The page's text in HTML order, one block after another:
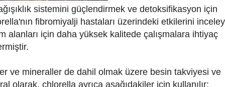
sistemini güçlendirmek ve detoksifikasyon için
fibromiyalji hastaları üzerindeki etkilerini
alanları için daha yüksek kalitede çalışmalara ihtiyaç
ve mineraller de dahil olmak üzere besin takviyesi ve
olarak, chlorella ayrıca aşağıdakiler için kullanılır: